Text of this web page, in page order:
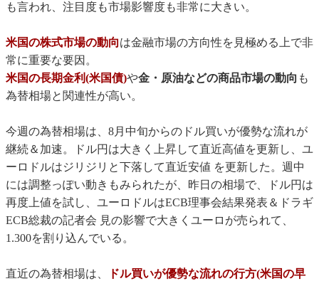
も言われ、注目度も市場影響度も非常に大きい。
米国の株式市場の動向は金融市場の方向性を見極める上で非
常に重要な要因。
米国の長期金利(米国債)や金・原油などの商品市場の動向 も
為替相場と関連性が高い。
今週の為替相場は、8月中旬からのドル買いが優勢な流れが
継続＆加速。ドル円は大きく上昇して直近高値を更新し、ユ
ーロドルはジリジリと下落して直近安値 を更新した。週中
には調整っぽい動きもみられたが、昨日の相場で、ドル円は
再度上値を試し、ユーロドルはECB理事会結果発表＆ドラギ
ECB総裁の記者会 見の影響で大きくユーロが売られて、
1.300を割り込んでいる。
直近の為替相場は、
ドル買いが優勢な流れの行方(米国の早